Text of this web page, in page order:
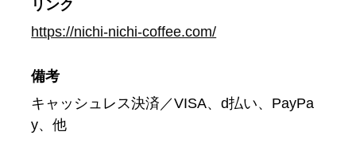
リンク
https://nichi-nichi-coffee.com/
備考
キャッシュレス決済／VISA、d払い、PayPa
y、他